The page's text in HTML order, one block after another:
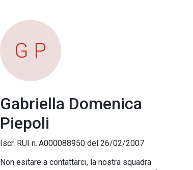
G P
Gabriella Domenica
Piepoli
Iscr. RUI n.:A000088950 del 26/02/2007
Non esitare a contattarci, la nostra squadra